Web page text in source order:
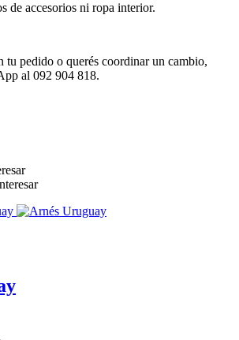
de accesorios ni ropa interior.
tu pedido o querés coordinar un cambio,
al 092 904 818.